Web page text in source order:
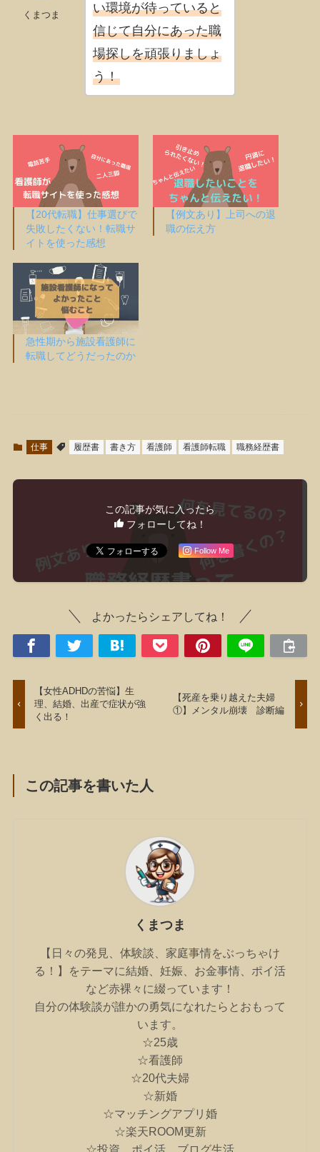
くまつま
い環境が待っていると
信じて自分にあった職
場探しを頑張りましょ
う！
【20代転職】仕事選びで
失敗したくない！転職サ
イトを使った感想
【例文あり】上司への退
職の伝え方
急性期から施設看護師に
転職してどうだったのか
仕事 履歴書 書き方 看護師 看護師転職 職務経歴書
この記事が気に入ったら
フォローしてね！
Follow Me
よかったらシェアしてね！
【女性ADHDの苦悩】生
理、結婚、出産で症状が強
く出る！
【死産を乗り越えた夫婦
①】メンタル崩壊 診断編
この記事を書いた人
くまつま
【日々の発見、体験談、家庭事情をぶっちゃけ
る！】をテーマに結婚、妊娠、お金事情、ポイ活
など赤裸々に綴っています！
自分の体験談が誰かの勇気になれたらとおもって
います。
☆25歳
☆看護師
☆20代夫婦
☆新婚
☆マッチングアプリ婚
☆楽天ROOM更新
☆投資、ポイ活、ブログ生活